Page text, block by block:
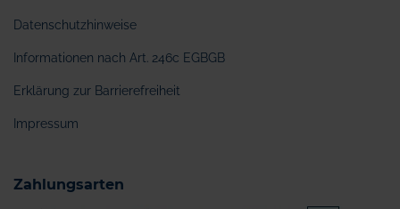
Datenschutzhinweise
Informationen nach Art. 246c EGBGB
Erklärung zur Barrierefreiheit
Impressum
Zahlungsarten